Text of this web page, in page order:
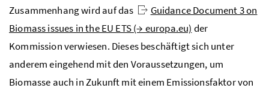
Zusammenhang wird auf das
Guidance Document 3 on
Biomass issues in the EU ETS(→ europa.eu) der
Kommission verwiesen. Dieses beschäftigt sich unter
anderem eingehend mit den Voraussetzungen, um
Biomasse auch in Zukunft mit einem Emissionsfaktor von